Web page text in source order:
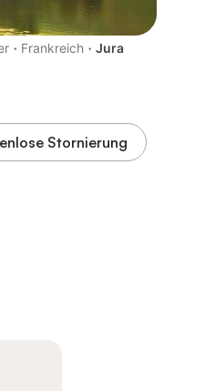
· Frankreich · Jura
Stornierung